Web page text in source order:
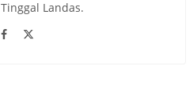
Tinggal Landas.